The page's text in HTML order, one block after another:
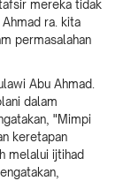
mereka tidak
ra. kita
permasalahan
Abu Ahmad.
dalam
"Mimpi
keretapan
melalui ijtihad